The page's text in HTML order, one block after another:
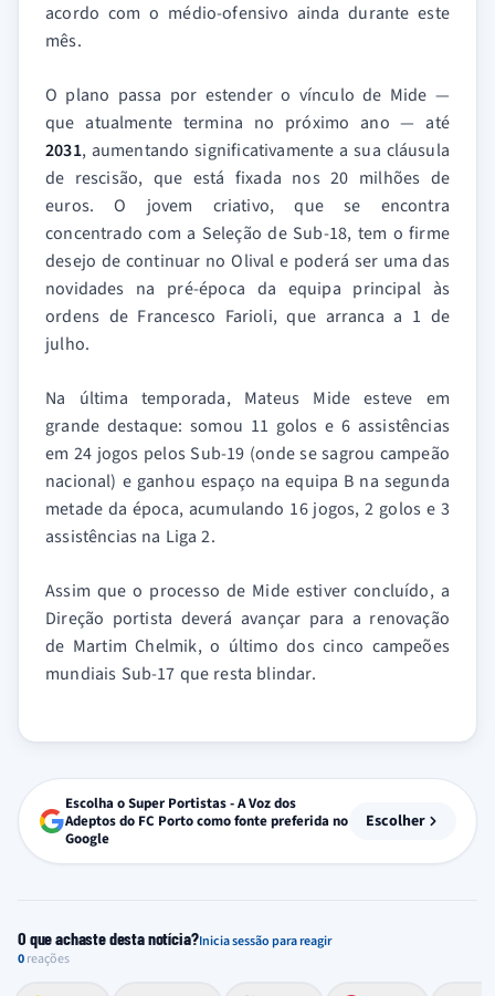
acordo com o médio-ofensivo ainda durante este
mês.
O plano passa por estender o vínculo de Mide —
que atualmente termina no próximo ano — até
2031, aumentando significativamente a sua cláusula
de rescisão, que está fixada nos 20 milhões de
euros. O jovem criativo, que se encontra
concentrado com a Seleção de Sub-18, tem o firme
desejo de continuar no Olival e poderá ser uma das
novidades na pré-época da equipa principal às
ordens de Francesco Farioli, que arranca a 1 de
julho.
Na última temporada, Mateus Mide esteve em
grande destaque: somou 11 golos e 6 assistências
em 24 jogos pelos Sub-19 (onde se sagrou campeão
nacional) e ganhou espaço na equipa B na segunda
metade da época, acumulando 16 jogos, 2 golos e 3
assistências na Liga 2.
Assim que o processo de Mide estiver concluído, a
Direção portista deverá avançar para a renovação
de Martim Chelmik, o último dos cinco campeões
mundiais Sub-17 que resta blindar.
Escolha o Super Portistas - A Voz dos
Adeptos do FC Porto como fonte preferida no
Google
Escolher
O que achaste desta notícia?Inicia sessão para reagir
0reações